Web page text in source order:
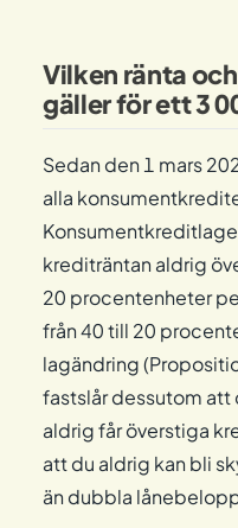
Vilken ränta
gäller för ett 3
Sedan den 1 mars
alla
krediträntan aldrig
20 procentenheter
från 40 till 20
lagändring
fastslår dessutom
aldrig får överstiga
att du aldrig kan bli
än dubbla